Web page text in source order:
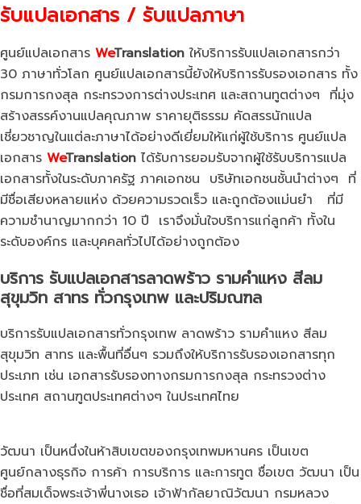
รับแปลเอกสาร / รับแปลภาษา
ศูนย์แปลเอกสาร WeTranslation ให้บริการรับแปลเอกสารกว่า
30 ภาษาทั่วโลก ศูนย์แปลเอกสารนี้ยังให้บริการรับรองเอกสาร ทั้ง
กรมการกงสุล กระทรวงการต่างประเทศ และสถานทูตต่างๆ ที่มุ่ง
สร้างสรรค์งานแปลคุณภาพ ราคายุติธรรม คัดสรรนักแปล
เชี่ยวชาญในแต่ละภาษาได้อย่างดีเยี่ยมให้แก่ผู้ใช้บริการ ศูนย์แปล
เอกสาร WeTranslation ได้รับการยอมรับจากผู้ใช้รับบริการแปล
เอกสารทั้งในระดับภาครัฐ ภาคเอกชน บริษัทเอกชนชั้นนำต่างๆ ที่
มีชื่อเสียงหลายแห่ง ด้วยความรวดเร็ว และถูกต้องแม่นยำ ที่มี
ความชำนาญมากกว่า 10 ปี เราจึงมั่นใจบริการแก่ลูกค้า ทั้งใน
ระดับองค์กร และบุคคลทั่วไปได้อย่างถูกต้อง
บริการ รับแปลเอกสารลาดพร้าว รามคำแหง สีลม
สุขุมวิท สาทร ทั่วกรุงเทพ และปริมณฑล
บริการรับแปลเอกสารทั่วกรุงเทพ ลาดพร้าว รามคำแหง สีลม
สุขุมวิท สาทร และพื้นที่อื่นๆ รวมถึงให้บริการรับรองเอกสารทุก
ประเภท เช่น เอกสารรับรองทางกรมการกงสุล กระทรวงต่าง
ประเทศ สถานฑูตประเทศต่างๆ ในประเทศไทย
วัฒนา เป็นหนึ่งในห้าสิบเขตของกรุงเทพมหานคร เป็นเขต
ศูนย์กลางธุรกิจ การค้า การบริการ และการทูต ชื่อเขต วัฒนา เป็น
ชื่อที่สมเด็จพระเจ้าพี่นางเธอ เจ้าฟ้ากัลยาณิวัฒนา กรมหลวง